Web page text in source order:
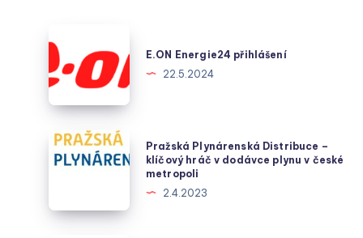
Energie24
přihlášení
E.ON Energie24 přihlášení
22.5.2024
Pražská
Plynárenská
klíčový
Pražská Plynárenská Distribuce –
klíčový hráč v dodávce plynu v české
metropoli
2.4.2023